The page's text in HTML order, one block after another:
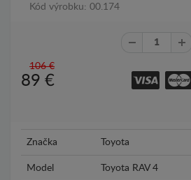
Kód výrobku: 00.174
106 €
89 €
Značka Toyota
Model Toyota RAV 4